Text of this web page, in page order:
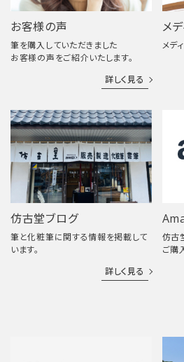
お客様の声
筆を購入していただきました
お客様の声をご紹介いたします。
詳しく見る
メ
メデ
仿古堂ブログ
筆と化粧筆に関する情報を掲載して
います。
詳しく見る
仿古
ご購